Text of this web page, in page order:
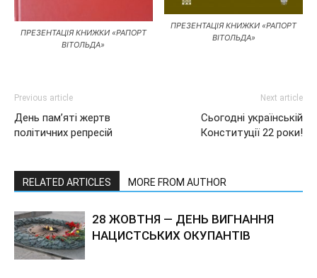
ПРЕЗЕНТАЦІЯ КНИЖКИ «РАПОРТ
ВІТОЛЬДА»
ПРЕЗЕНТАЦІЯ КНИЖКИ «РАПОРТ
ВІТОЛЬДА»
Previous article
День пам’яті жертв
політичних репресій
Next article
Сьогодні українській
Конституції 22 роки!
RELATED ARTICLES MORE FROM AUTHOR
28 ЖОВТНЯ — ДЕНЬ ВИГНАННЯ
НАЦИСТСЬКИХ ОКУПАНТІВ